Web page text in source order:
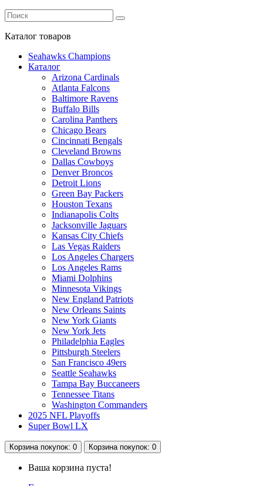
Каталог товаров
Seahawks Champions
Каталог
Arizona Cardinals
Atlanta Falcons
Baltimore Ravens
Buffalo Bills
Carolina Panthers
Chicago Bears
Cincinnati Bengals
Cleveland Browns
Dallas Cowboys
Denver Broncos
Detroit Lions
Green Bay Packers
Houston Texans
Indianapolis Colts
Jacksonville Jaguars
Kansas City Chiefs
Las Vegas Raiders
Los Angeles Chargers
Los Angeles Rams
Miami Dolphins
Minnesota Vikings
New England Patriots
New Orleans Saints
New York Giants
New York Jets
Philadelphia Eagles
Pittsburgh Steelers
San Francisco 49ers
Seattle Seahawks
Tampa Bay Buccaneers
Tennessee Titans
Washington Commanders
2025 NFL Playoffs
Super Bowl LX
Корзина покупок: 0 Корзина покупок: 0
Ваша корзина пуста!